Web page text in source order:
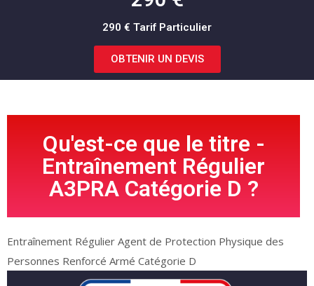
290 € Tarif Particulier
OBTENIR UN DEVIS
Qu'est-ce que le titre -
Entraînement Régulier
A3PRA Catégorie D ?
Entraînement Régulier Agent de Protection Physique des
Personnes Renforcé Armé Catégorie D